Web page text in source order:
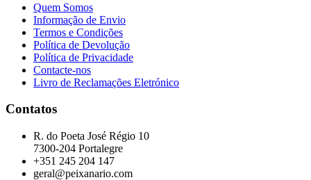
Quem Somos
Informação de Envio
Termos e Condições
Política de Devolução
Política de Privacidade
Contacte-nos
Livro de Reclamações Eletrónico
Contatos
R. do Poeta José Régio 10
7300-204 Portalegre
+351 245 204 147
geral@peixanario.com